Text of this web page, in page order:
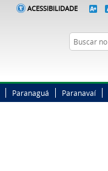
ACESSIBILIDADE
Busca
Paranaguá Paranavaí